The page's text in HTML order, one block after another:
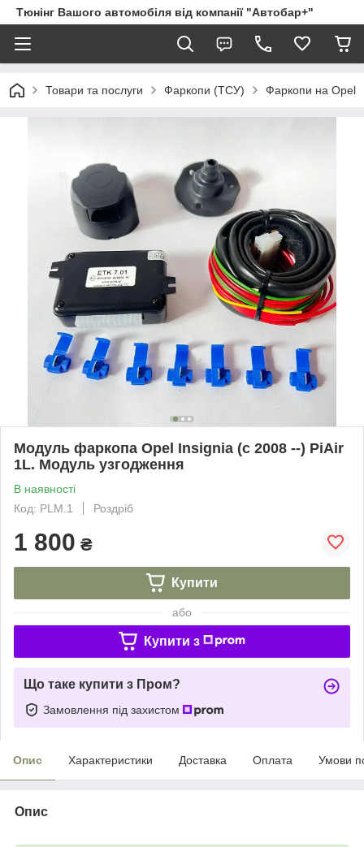
Тюнінг Вашого автомобіля від компанії "Автобар+"
Товари та послуги Фаркопи (ТСУ) Фаркопи на Opel
Модуль фаркопа Opel Insignia (c 2008 --) PiAir
1L. Модуль узгодження
В наявності
Код: PLM.1
Роздріб
1 800 ₴
Купити
або
Купити з
Що таке купити з Пром?
Замовлення під захистом
Опис Характеристики Доставка Оплата Умови
Опис